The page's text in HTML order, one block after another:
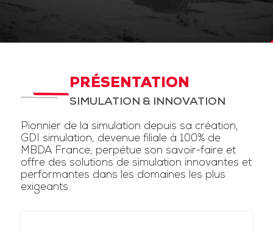
PRÉSENTATION
SIMULATION & INNOVATION
Pionnier de la simulation depuis sa création,
GDI simulation, devenue filiale à 100% de
MBDA France, perpétue son savoir-faire et
offre des solutions de simulation innovantes et
performantes dans les domaines les plus
exigeants.